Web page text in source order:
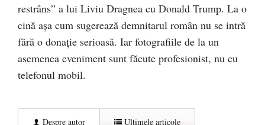
restrâns” a lui Liviu Dragnea cu Donald Trump. La o
cină așa cum sugerează demnitarul român nu se intră
fără o donație serioasă. Iar fotografiile de la un
asemenea eveniment sunt făcute profesionist, nu cu
telefonul mobil.
Despre autor Ultimele articole